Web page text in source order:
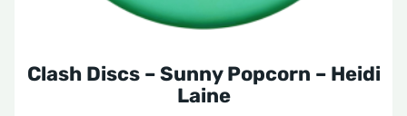
Clash Discs – Sunny Popcorn – Heidi
Laine